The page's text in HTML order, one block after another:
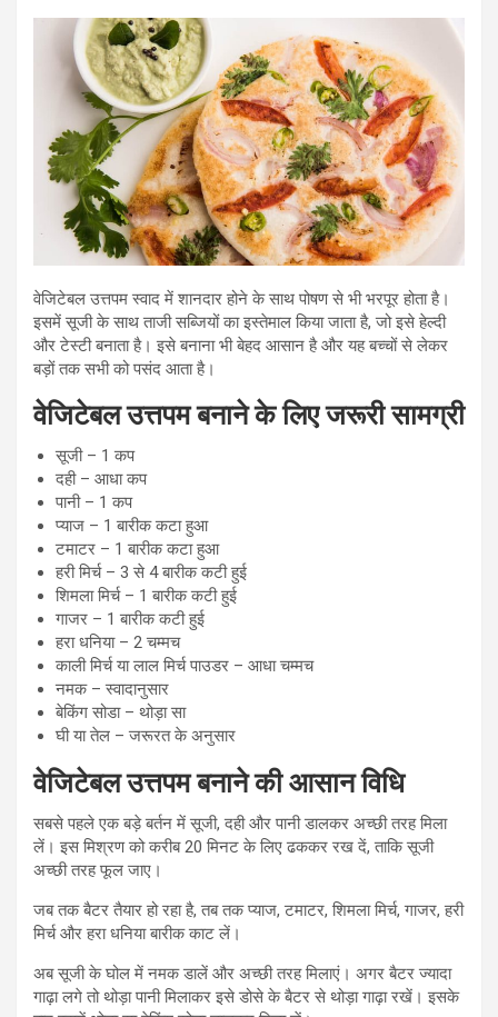
वेजिटेबल उत्तपम स्वाद में शानदार होने के साथ पोषण से भी भरपूर होता है।
इसमें सूजी के साथ ताजी सब्जियों का इस्तेमाल किया जाता है, जो इसे हेल्दी
और टेस्टी बनाता है। इसे बनाना भी बेहद आसान है और यह बच्चों से लेकर
बड़ों तक सभी को पसंद आता है।
वेजिटेबल उत्तपम बनाने के लिए जरूरी सामग्री
सूजी – 1 कप
दही – आधा कप
पानी – 1 कप
प्याज – 1 बारीक कटा हुआ
टमाटर – 1 बारीक कटा हुआ
हरी मिर्च – 3 से 4 बारीक कटी हुई
शिमला मिर्च – 1 बारीक कटी हुई
गाजर – 1 बारीक कटी हुई
हरा धनिया – 2 चम्मच
काली मिर्च या लाल मिर्च पाउडर – आधा चम्मच
नमक – स्वादानुसार
बेकिंग सोडा – थोड़ा सा
घी या तेल – जरूरत के अनुसार
वेजिटेबल उत्तपम बनाने की आसान विधि
सबसे पहले एक बड़े बर्तन में सूजी, दही और पानी डालकर अच्छी तरह मिला
लें। इस मिश्रण को करीब 20 मिनट के लिए ढककर रख दें, ताकि सूजी
अच्छी तरह फूल जाए।
जब तक बैटर तैयार हो रहा है, तब तक प्याज, टमाटर, शिमला मिर्च, गाजर, हरी
मिर्च और हरा धनिया बारीक काट लें।
अब सूजी के घोल में नमक डालें और अच्छी तरह मिलाएं। अगर बैटर ज्यादा
गाढ़ा लगे तो थोड़ा पानी मिलाकर इसे डोसे के बैटर से थोड़ा गाढ़ा रखें। इसके